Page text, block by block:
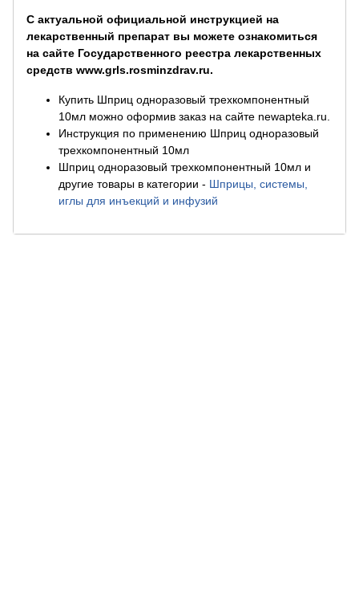
С актуальной официальной инструкцией на
лекарственный препарат вы можете ознакомиться
на сайте Государственного реестра лекарственных
средств www.grls.rosminzdrav.ru.
Купить Шприц одноразовый трехкомпонентный
10мл можно оформив заказ на сайте newapteka.ru.
Инструкция по применению Шприц одноразовый
трехкомпонентный 10мл
Шприц одноразовый трехкомпонентный 10мл и
другие товары в категории - Шприцы, системы,
иглы для инъекций и инфузий